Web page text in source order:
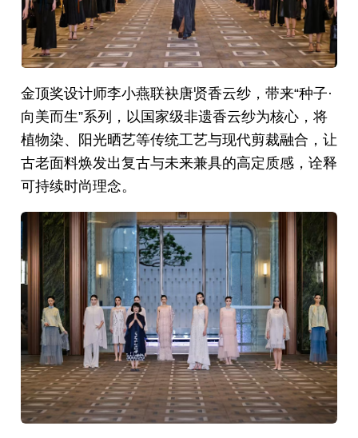
金顶奖设计师李小燕联袂唐贤香云纱，带来“种子·
向美而生”系列，以国家级非遗香云纱为核心，将
植物染、阳光晒艺等传统工艺与现代剪裁融合，让
古老面料焕发出复古与未来兼具的高定质感，诠释
可持续时尚理念。